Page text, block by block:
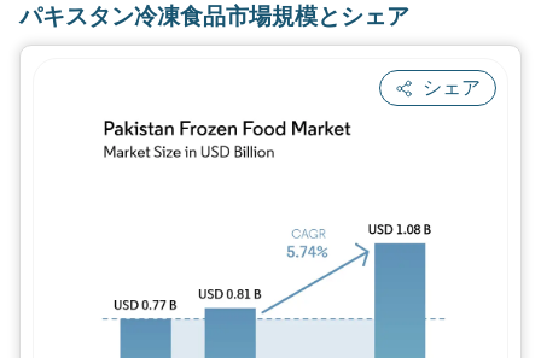
パキスタン冷凍食品市場規模とシェア
シェア